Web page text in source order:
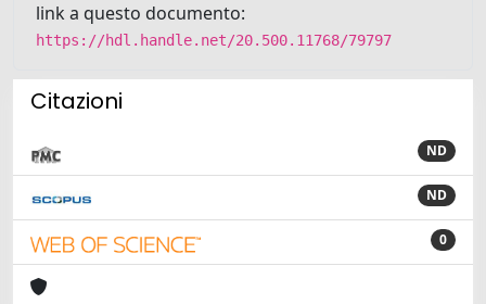
link a questo documento:
https://hdl.handle.net/20.500.11768/79797
Citazioni
ND
ND
0